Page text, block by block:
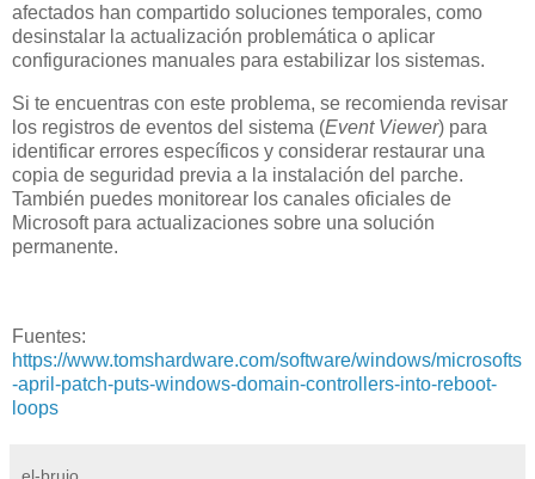
afectados han compartido soluciones temporales, como
desinstalar la actualización problemática o aplicar
configuraciones manuales para estabilizar los sistemas.
Si te encuentras con este problema, se recomienda revisar
los registros de eventos del sistema (Event Viewer) para
identificar errores específicos y considerar restaurar una
copia de seguridad previa a la instalación del parche.
También puedes monitorear los canales oficiales de
Microsoft para actualizaciones sobre una solución
permanente.
Fuentes:
https://www.tomshardware.com/software/windows/microsofts
-april-patch-puts-windows-domain-controllers-into-reboot-
loops